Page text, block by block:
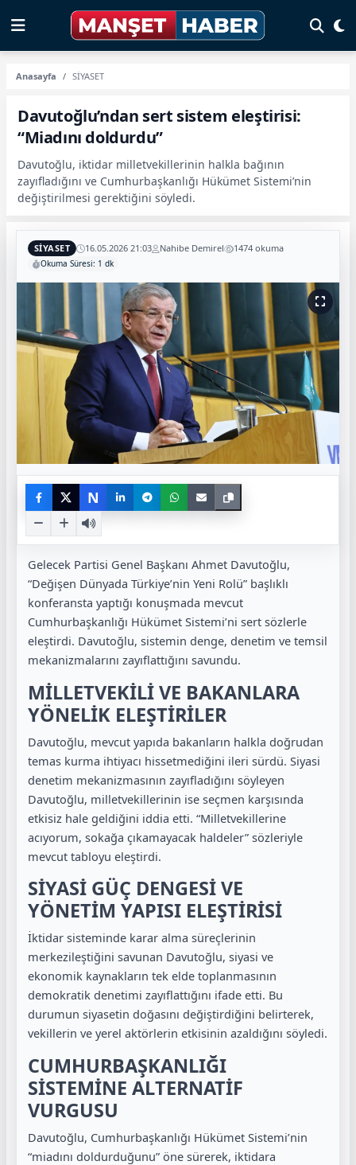
Anasayfa SİYASET
Davutoğlu’ndan sert sistem eleştirisi:
“Miadını doldurdu”
Davutoğlu, iktidar milletvekillerinin halkla bağının
zayıfladığını ve Cumhurbaşkanlığı Hükümet Sistemi’nin
değiştirilmesi gerektiğini söyledi.
SİYASET 16.05.2026 21:03 Nahibe Demirel 1474 okuma
Okuma Süresi: 1 dk
N
Gelecek Partisi Genel Başkanı Ahmet Davutoğlu,
“Değişen Dünyada Türkiye’nin Yeni Rolü” başlıklı
konferansta yaptığı konuşmada mevcut
Cumhurbaşkanlığı Hükümet Sistemi’ni sert sözlerle
eleştirdi. Davutoğlu, sistemin denge, denetim ve temsil
mekanizmalarını zayıflattığını savundu.
MİLLETVEKİLİ VE BAKANLARA
YÖNELİK ELEŞTİRİLER
Davutoğlu, mevcut yapıda bakanların halkla doğrudan
temas kurma ihtiyacı hissetmediğini ileri sürdü. Siyasi
denetim mekanizmasının zayıfladığını söyleyen
Davutoğlu, milletvekillerinin ise seçmen karşısında
etkisiz hale geldiğini iddia etti. “Milletvekillerine
acıyorum, sokağa çıkamayacak haldeler” sözleriyle
mevcut tabloyu eleştirdi.
SİYASİ GÜÇ DENGESİ VE
YÖNETİM YAPISI ELEŞTİRİSİ
İktidar sisteminde karar alma süreçlerinin
merkezileştiğini savunan Davutoğlu, siyasi ve
ekonomik kaynakların tek elde toplanmasının
demokratik denetimi zayıflattığını ifade etti. Bu
durumun siyasetin doğasını değiştirdiğini belirterek,
vekillerin ve yerel aktörlerin etkisinin azaldığını söyledi.
CUMHURBAŞKANLIĞI
SİSTEMİNE ALTERNATİF
VURGUSU
Davutoğlu, Cumhurbaşkanlığı Hükümet Sistemi’nin
“miadını doldurduğunu” öne sürerek, iktidara